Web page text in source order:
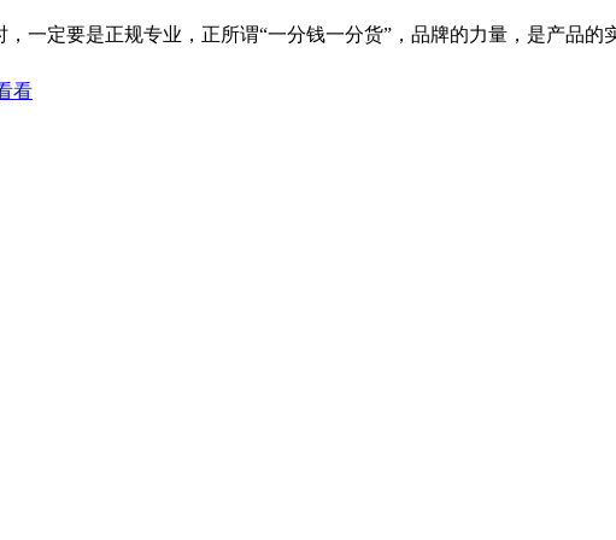
，一定要是正规专业，正所谓“一分钱一分货”，品牌的力量，是产品的
看